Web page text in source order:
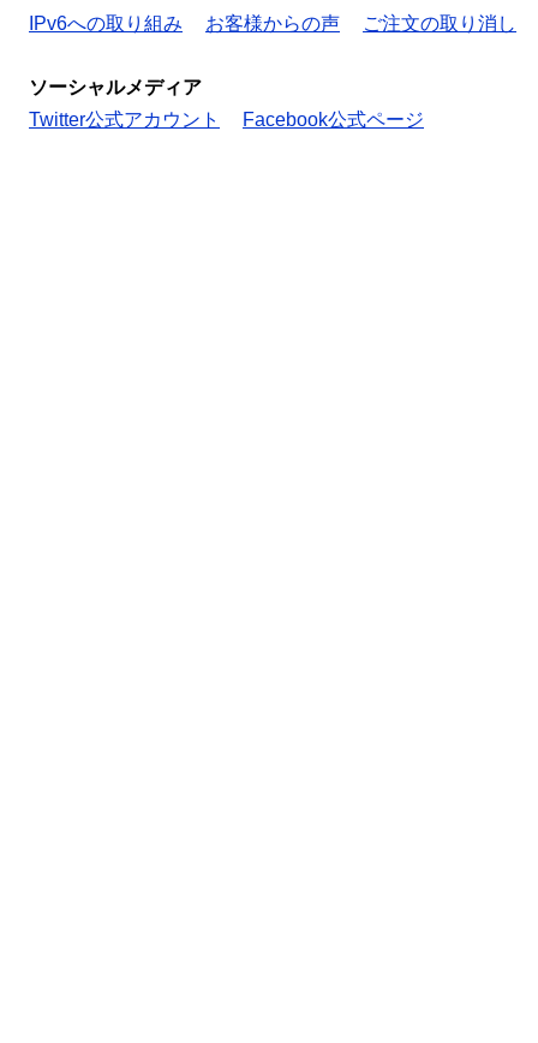
IPv6への取り組み
お客様からの声 ご注文の取り消し
ソーシャルメディア
Twitter公式アカウント
Facebook公式ページ